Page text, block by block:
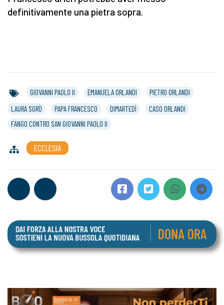
definitivamente una pietra sopra.
GIOVANNI PAOLO II EMANUELA ORLANDI
PIETRO ORLANDI
LAURA SGRÒ
PAPA FRANCESCO DIMARTEDÌ
CASO ORLANDI
FANGO CONTRO SAN GIOVANNI PAOLO II
ECCLESIA